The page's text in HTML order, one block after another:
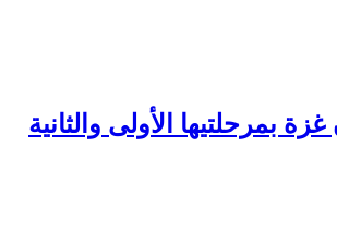
بمرحلتيها الأولى والثانية